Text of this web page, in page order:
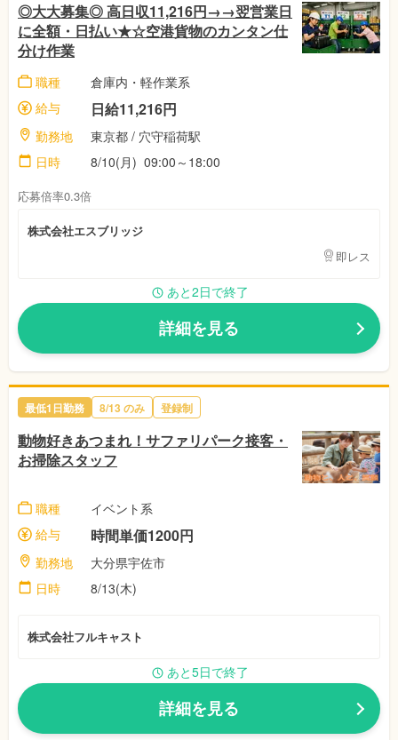
◎大大募集◎ 高日収11,216円→→翌営業日
に全額・日払い★☆空港貨物のカンタン仕
分け作業
職種
倉庫内・軽作業系
給与
日給11,216円
勤務地 東京都 / 穴守稲荷駅
日時
8/10(月) 09:00～18:00
応募倍率0.3倍
株式会社エスブリッジ
即レス
あと2日で終了
詳細を見る
最低1日勤務 8/13 のみ 登録制
動物好きあつまれ！サファリパーク接客・
お掃除スタッフ
職種
イベント系
給与
時間単価1200円
勤務地
大分県宇佐市
日時
8/13(木)
株式会社フルキャスト
あと5日で終了
詳細を見る